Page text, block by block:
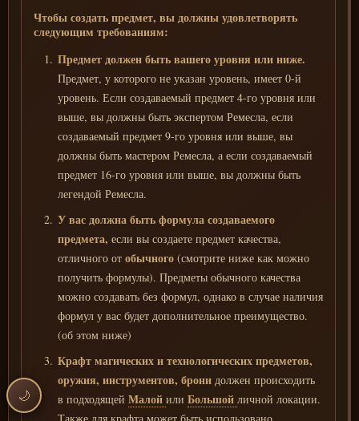
🌙
Чтобы создать предмет, вы должны удовлетворять
следующим требованиям:
Предмет должен быть вашего уровня или ниже.
Предмет, у которого не указан уровень, имеет 0-й
уровень. Если создаваемый предмет 4-го уровня или
выше, вы должны быть экспертом Ремесла, если
создаваемый предмет 9-го уровня или выше, вы
должны быть мастером Ремесла, а если создаваемый
предмет 16-го уровня или выше, вы должны быть
легендой Ремесла.
У вас должна быть формула создаваемого
предмета, если вы создаете предмет качества,
отличного от обычного (смотрите ниже как можно
получить формулы). Предметы обычного качества
можно создавать без формул, однако в случае наличия
формул у вас будет дополнительное преимущество.
(об этом ниже)
Крафт магических и технологических предметов,
оружия, инструментов, брони должен происходить
в подходящей Малой или Большой личной локации.